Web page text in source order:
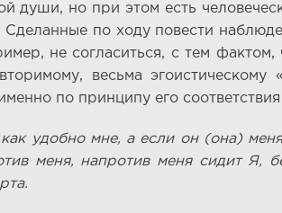
души, но при этом есть
по ходу повести
не согласиться, с тем фактом,
весьма эгоистическому
по принципу его соответствия
удобно мне, а если он (она)
меня, напротив меня сидит Я,